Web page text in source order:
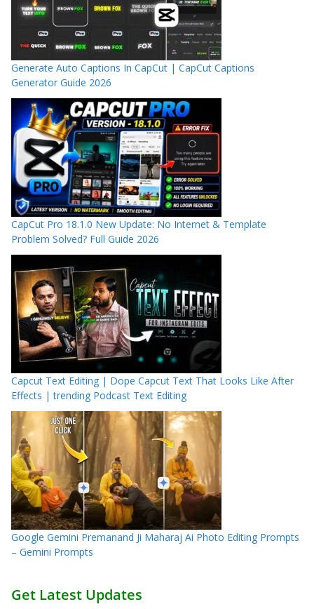
Generate Auto Captions In CapCut | CapCut Captions
Generator Guide 2026
CapCut Pro 18.1.0 New Update: No Internet & Template
Problem Solved? Full Guide 2026
Capcut Text Editing | Dope Capcut Text That Looks Like After
Effects | trending Podcast Text Editing
Google Gemini Premanand Ji Maharaj Ai Photo Editing Prompts
– Gemini Prompts
Get Latest Updates